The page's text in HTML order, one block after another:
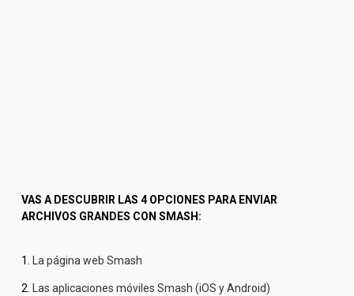
VAS A DESCUBRIR LAS 4 OPCIONES PARA ENVIAR
ARCHIVOS GRANDES CON SMASH:
1. La página web Smash
2. Las aplicaciones móviles Smash (iOS y Android)